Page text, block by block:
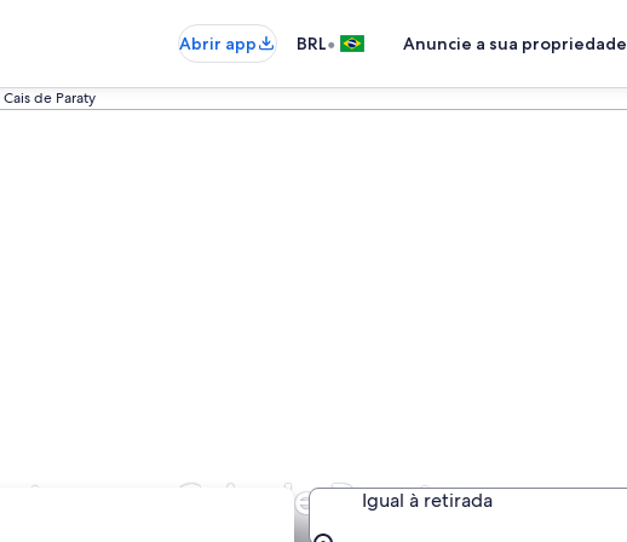
Abrir app BRL• Anuncie a sua propriedade
Cais de Paraty
em Cais de Paraty
Igual à retirada